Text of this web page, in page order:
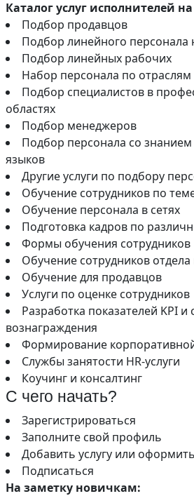
Каталог услуг исполнителей
Подбор продавцов
Подбор линейного персонала
Подбор линейных рабочих
Набор персонала по отраслям
Подбор специалистов в
областях
Подбор менеджеров
Подбор персонала со
языков
Другие услуги по подбору
Обучение сотрудников по
Обучение персонала в сетях
Подготовка кадров по
Формы обучения сотрудников
Обучение сотрудников отдела
Обучение для продавцов
Услуги по оценке сотрудников
Разработка показателей KPI и
вознаграждения
Формирование
Службы занятости HR-услуги
Коучинг и консалтинг
С чего начать?
Зарегистрироваться
Заполните свой профиль
Добавить услугу или
Подписаться
На заметку новичкам: